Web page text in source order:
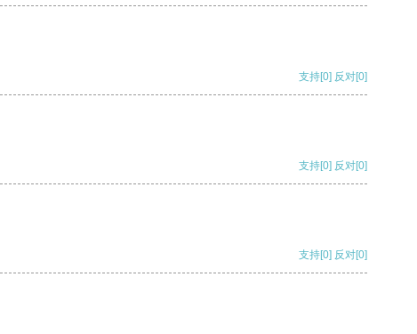
支持[0] 反对[0]
支持[0] 反对[0]
支持[0] 反对[0]